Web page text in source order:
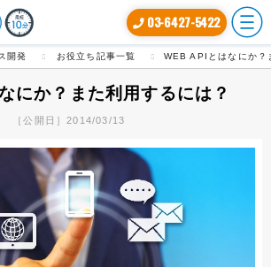
03-6427-5422
開発 お役立ち記事一覧 WEB APIとはなにか？
にか？また利用するには？
［公開日］2014/03/13